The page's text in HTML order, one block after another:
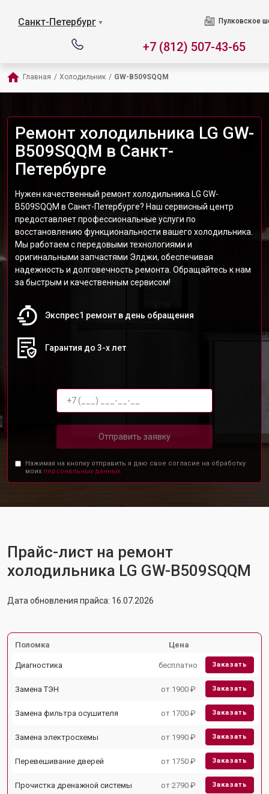
Санкт-Петербург ▼ Пулковское
+7 (812) 507-43-65
Главная / Холодильник / GW-B509SQQM
Ремонт холодильника LG GW-
B509SQQM в Санкт-
Петербурге
Нужен качественный ремонт холодильника LG GW-
B509SQQM в Санкт-Петербурге? Наш сервисный центр
предоставляет профессиональные услуги по
восстановлению функциональности вашего холодильника.
Мы работаем с передовыми технологиями и
оригинальными запчастями Элджи, обеспечивая
надежность и долговечность ремонта. Обращайтесь к нам
за быстрым и качественным сервисом!
Экспрес1 ремонт в день обращения
Гарантия до 3-х лет
Отправить заявку
Нажимая на кнопку отправить я даю свое согласие на обработку
моих персональных данных.
Прайс-лист на ремонт
холодильника LG GW-B509SQQM
Дата обновления прайса: 16.07.2026
Поломка Цена
Диагностика бесплатно Заказать
Замена ТЭН от 1900 ₽ Заказать
Замена фильтра осушителя от 1700 ₽ Заказать
Замена электросхемы от 1990 ₽ Заказать
Перевешивание дверей от 1750 ₽ Заказать
Прочистка дренажной системы от 2790 ₽ Заказать